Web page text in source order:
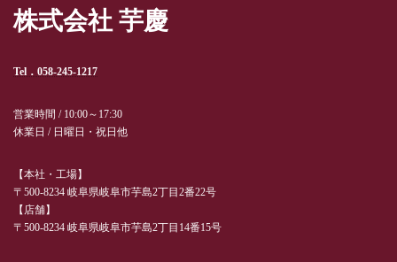
株式会社 芋慶
Tel．058-245-1217
営業時間 / 10:00～17:30
休業日 / 日曜日・祝日他
【本社・工場】
〒500-8234 岐阜県岐阜市芋島2丁目2番22号
【店舗】
〒500-8234 岐阜県岐阜市芋島2丁目14番15号